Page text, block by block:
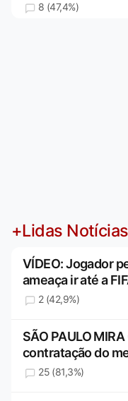
8 (47,4%)
+Lidas Notícias
VÍDEO: Jogador
ameaça ir até a
2 (42,9%)
SÃO PAULO
contratação do
25 (81,3%)